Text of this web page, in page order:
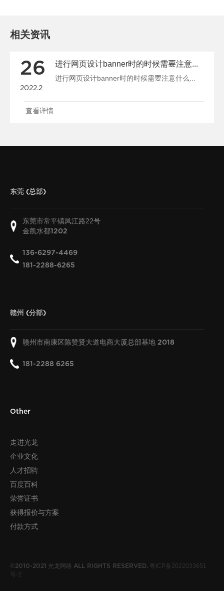
相关资讯
26
2022.2
进行网页设计banner时的时候需要注意什么
进行网页设计banner时的时候需要注意什么...
查看详情
东莞 (总部)
东莞市常平镇凤江路22号
金凯水都1202
136-6297-4469
181-2288-6265
赣州 (分部)
赣州市南康区陈赞贤大道电商大厦总部基地 2018
181-2288 6265
Other
走进光龙
企业文化
人才招聘
百度百科
荣誉证书
获得报价与方案
付款方式
©2010-2021 光龙网络 ALL RIGHTS RESERVED. 粤ICP备2022033651
号-2